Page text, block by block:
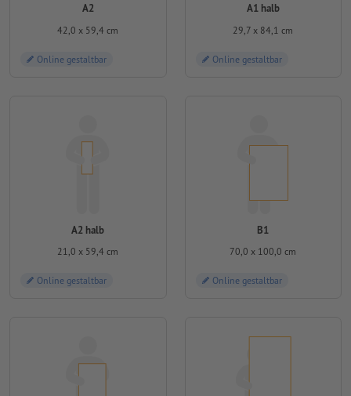
A2
42,0 x 59,4 cm
Online gestaltbar
A1 halb
29,7 x 84,1 cm
Online gestaltbar
A2 halb
21,0 x 59,4 cm
Online gestaltbar
B1
70,0 x 100,0 cm
Online gestaltbar